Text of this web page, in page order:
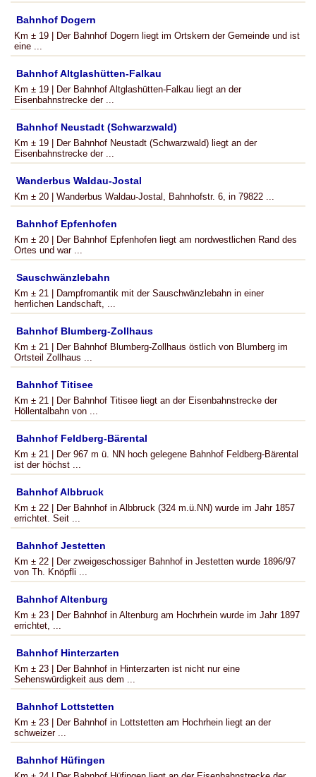
Bahnhof Dogern
Km ± 19 | Der Bahnhof Dogern liegt im Ortskern der Gemeinde und ist
eine ...
Bahnhof Altglashütten-Falkau
Km ± 19 | Der Bahnhof Altglashütten-Falkau liegt an der
Eisenbahnstrecke der ...
Bahnhof Neustadt (Schwarzwald)
Km ± 19 | Der Bahnhof Neustadt (Schwarzwald) liegt an der
Eisenbahnstrecke der ...
Wanderbus Waldau-Jostal
Km ± 20 | Wanderbus Waldau-Jostal, Bahnhofstr. 6, in 79822 ...
Bahnhof Epfenhofen
Km ± 20 | Der Bahnhof Epfenhofen liegt am nordwestlichen Rand des
Ortes und war ...
Sauschwänzlebahn
Km ± 21 | Dampfromantik mit der Sauschwänzlebahn in einer
herrlichen Landschaft, ...
Bahnhof Blumberg-Zollhaus
Km ± 21 | Der Bahnhof Blumberg-Zollhaus östlich von Blumberg im
Ortsteil Zollhaus ...
Bahnhof Titisee
Km ± 21 | Der Bahnhof Titisee liegt an der Eisenbahnstrecke der
Höllentalbahn von ...
Bahnhof Feldberg-Bärental
Km ± 21 | Der 967 m ü. NN hoch gelegene Bahnhof Feldberg-Bärental
ist der höchst ...
Bahnhof Albbruck
Km ± 22 | Der Bahnhof in Albbruck (324 m.ü.NN) wurde im Jahr 1857
errichtet. Seit ...
Bahnhof Jestetten
Km ± 22 | Der zweigeschossiger Bahnhof in Jestetten wurde 1896/97
von Th. Knöpfli ...
Bahnhof Altenburg
Km ± 23 | Der Bahnhof in Altenburg am Hochrhein wurde im Jahr 1897
errichtet, ...
Bahnhof Hinterzarten
Km ± 23 | Der Bahnhof in Hinterzarten ist nicht nur eine
Sehenswürdigkeit aus dem ...
Bahnhof Lottstetten
Km ± 23 | Der Bahnhof in Lottstetten am Hochrhein liegt an der
schweizer ...
Bahnhof Hüfingen